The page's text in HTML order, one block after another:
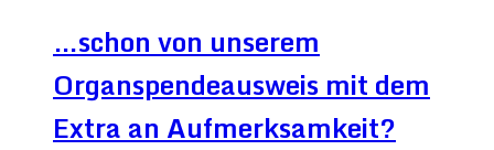
…schon von unserem
Organspendeausweis mit dem
Extra an Aufmerksamkeit?